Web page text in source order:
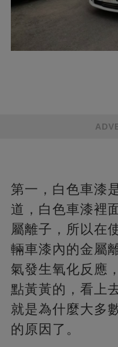
第一，白色車漆
道，白色車漆裡
屬離子，所以在
輛車漆內的金屬
氣發生氧化反應
點黃黃的，看上
就是為什麼大多
的原因了。